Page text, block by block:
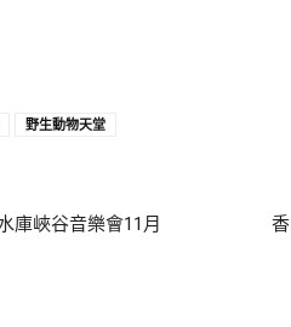
野生動物天堂
庫峽谷音樂會11月